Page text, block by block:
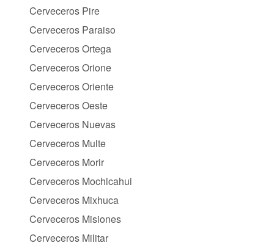
Cerveceros Pire
Cerveceros Paraiso
Cerveceros Ortega
Cerveceros Orione
Cerveceros Oriente
Cerveceros Oeste
Cerveceros Nuevas
Cerveceros Multe
Cerveceros Morir
Cerveceros Mochicahui
Cerveceros Mixhuca
Cerveceros Misiones
Cerveceros Militar